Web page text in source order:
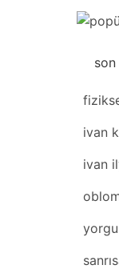
ivan
ivan